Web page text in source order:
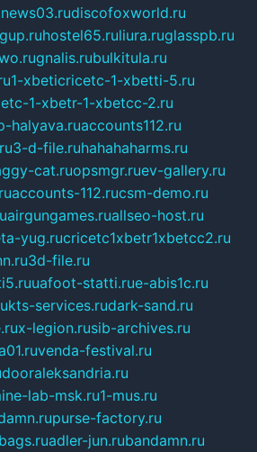
discofoxworld.ru
hostel65.ruliura.ruglasspb.ru
gnalis.rubulkitula.ru
1-xbeticricetc-1-xbetti-5.ru
1-xbetr-1-xbetcc-2.ru
halyava.ruaccounts112.ru
3-d-file.ruhahahaharms.ru
cat.ruopsmgr.ruev-gallery.ru
accounts-112.rucsm-demo.ru
airgungames.ruallseo-host.ru
yug.rucricetc1xbetr1xbetcc2.ru
3d-file.ru
uafoot-statti.rue-abis1c.ru
kts-services.rudark-sand.ru
x-legion.rusib-archives.ru
venda-festival.ru
dooraleksandria.ru
lab-msk.ru1-mus.ru
purse-factory.ru
adler-jun.rubandamn.ru